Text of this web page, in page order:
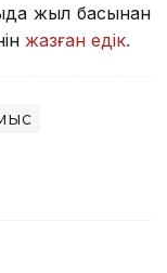
жыл басынан
жазған едік.